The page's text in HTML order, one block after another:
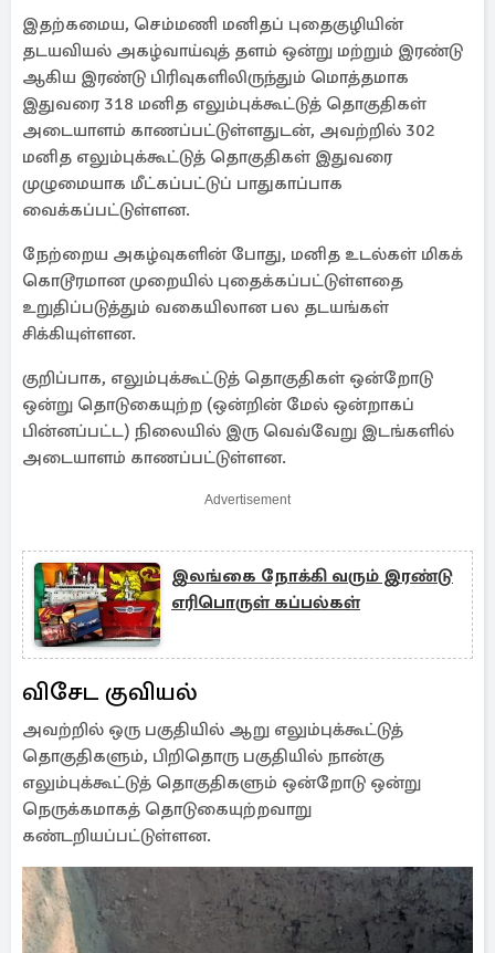
இதற்கமைய, செம்மணி மனிதப் புதைகுழியின்
தடயவியல் அகழ்வாய்வுத் தளம் ஒன்று மற்றும் இரண்டு
ஆகிய இரண்டு பிரிவுகளிலிருந்தும் மொத்தமாக
இதுவரை 318 மனித எலும்புக்கூட்டுத் தொகுதிகள்
அடையாளம் காணப்பட்டுள்ளதுடன், அவற்றில் 302
மனித எலும்புக்கூட்டுத் தொகுதிகள் இதுவரை
முழுமையாக மீட்கப்பட்டுப் பாதுகாப்பாக
வைக்கப்பட்டுள்ளன.
நேற்றைய அகழ்வுகளின் போது, மனித உடல்கள் மிகக்
கொடூரமான முறையில் புதைக்கப்பட்டுள்ளதை
உறுதிப்படுத்தும் வகையிலான பல தடயங்கள்
சிக்கியுள்ளன.
குறிப்பாக, எலும்புக்கூட்டுத் தொகுதிகள் ஒன்றோடு
ஒன்று தொடுகையுற்ற (ஒன்றின் மேல் ஒன்றாகப்
பின்னப்பட்ட) நிலையில் இரு வெவ்வேறு இடங்களில்
அடையாளம் காணப்பட்டுள்ளன.
Advertisement
இலங்கை நோக்கி வரும் இரண்டு
எரிபொருள் கப்பல்கள்
விசேட குவியல்
அவற்றில் ஒரு பகுதியில் ஆறு எலும்புக்கூட்டுத்
தொகுதிகளும், பிறிதொரு பகுதியில் நான்கு
எலும்புக்கூட்டுத் தொகுதிகளும் ஒன்றோடு ஒன்று
நெருக்கமாகத் தொடுகையுற்றவாறு
கண்டறியப்பட்டுள்ளன.